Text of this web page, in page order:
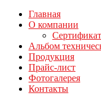
Главная
О компании
Альбом
Продукция
Прайс-лист
Фотогалерея
Контакты